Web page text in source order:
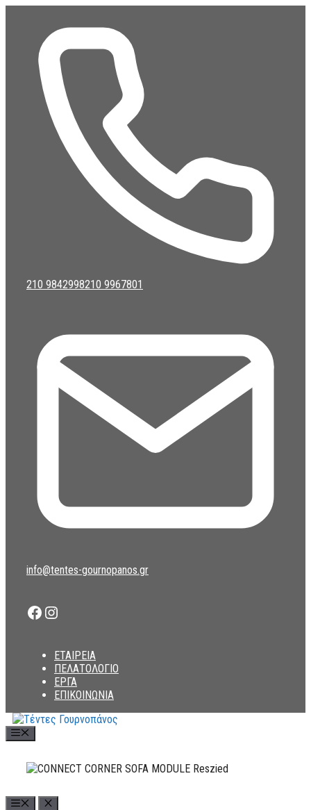
περιεχόμενο
210 9842998210 9967801
info@tentes-gournopanos.gr
Facebook
Instagram
ΕΤΑΙΡΕΙΑ
ΠΕΛΑΤΟΛΟΓΙΟ
ΕΡΓΑ
ΕΠΙΚΟΙΝΩΝΙΑ